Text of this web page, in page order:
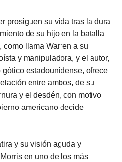
prosiguen su vida tras la dura
de su hijo en la batalla
como llama Warren a su
y manipuladora, y el autor,
estadounidense, ofrece
entre ambos, de su
y el desdén, con motivo
americano decide
y su visión aguda y
en uno de los más